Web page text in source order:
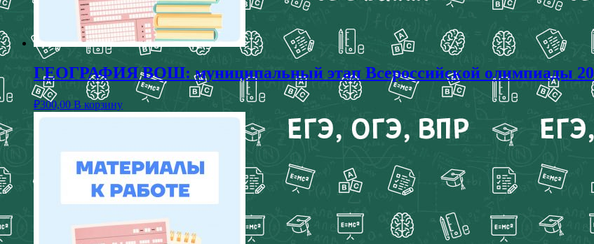
ГЕОГРАФИЯ ВОШ: муниципальный этап Всероссийской олимпиады
₽300,00 В корзину